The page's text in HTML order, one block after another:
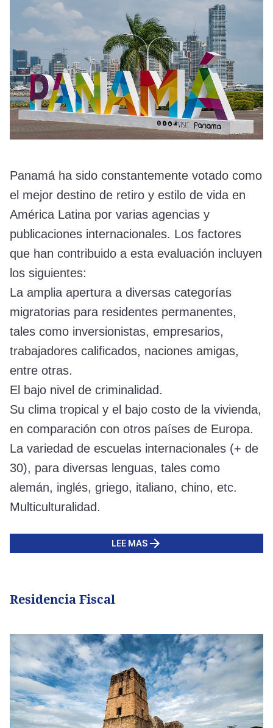
Panamá ha sido constantemente votado como
el mejor destino de retiro y estilo de vida en
América Latina por varias agencias y
publicaciones internacionales. Los factores
que han contribuido a esta evaluación incluyen
los siguientes:
La amplia apertura a diversas categorías
migratorias para residentes permanentes,
tales como inversionistas, empresarios,
trabajadores calificados, naciones amigas,
entre otras.
El bajo nivel de criminalidad.
Su clima tropical y el bajo costo de la vivienda,
en comparación con otros países de Europa.
La variedad de escuelas internacionales (+ de
30), para diversas lenguas, tales como
alemán, inglés, griego, italiano, chino, etc.
Multiculturalidad.
LEE MAS
Residencia Fiscal